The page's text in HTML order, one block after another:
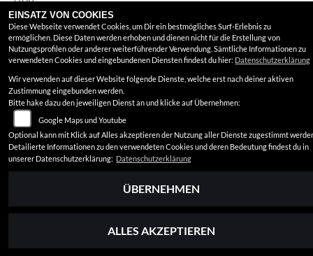
Impressum
Datenschutz
Disclaimer
Barrierefreiheit
EINSATZ VON COOKIES
Diese Webseite verwendet Cookies, um Dir ein bestmögliches Surf-Erlebnis zu
ermöglichen. Diese Daten werden erhoben und dienen nicht für die Erstellung von
Nutzungsprofilen oder anderer weiterführender Verwendung. Sämtliche Informationen zu
verwendeten Cookies und eingebundenen Diensten findest du hier: Datenschutzerklärung
Wir verwenden auf dieser Website folgende Dienste, welche erst nach deiner aktiven
Zustimmung eingebunden werden.
Bitte hake dazu den jeweiligen Dienst an und klicke auf Übernehmen:
Google Maps und Youtube
Optional kann mit Klick auf Alles akzeptieren der Nutzung aller Dienste zugestimmt
Detailierte Informationen zu den verwendeten Cookies und deren Bedeutung findest du in
unserer Datenschutzerklärung: Datenschutzerklärung
ÜBERNEHMEN
ALLES AKZEPTIEREN